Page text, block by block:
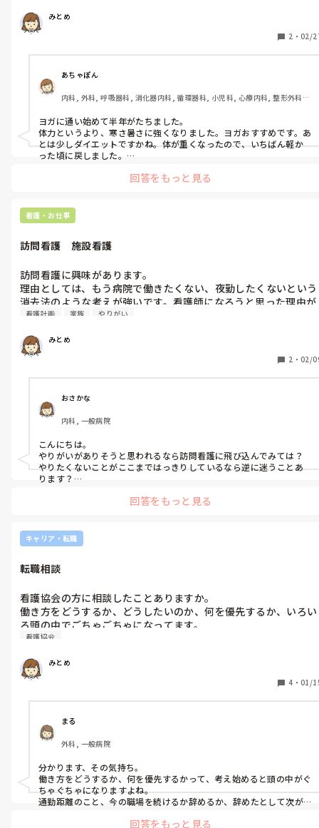
どんなに良い職場でも、通勤時間が長ければそれだけで疲労に繋が
ります。
うんですね。
周りの目云々とかより、
自分がどうしたいか、どういうところで働きたいかが一番大事かと
思います。
として働いて子どもいていつどんな運動できるんだよって思って
ます。体力つかう仕事なのにこれ以上なんできついことしないと
いけないのって感じです。そうは言っても体力維持と健康のため
に運動したいなと思うようになりました。
ムリなくできる運動ありますか。何か運動してますか。
みとめ
2 ・ 02/
あちゃぽん
内科, 外科, 呼吸器科, 消化器内科, 循環器科, 小児科, 心療内科, 整形外科,
急科, 超急性期, ICU, CCU, HCU, その他の科, ママナース, 外来, 神経内科,
脳神経外科, NICU, 消化器外科, 一般病院, 慢性期, 回復期, 終末期, オペ室,
透析, 検診・健診
ヨガに通い始めて半年がたちました。
体力というより、寒さ暑さに強くなりました。ヨガおすすめです。あ
とは少しダイエットですかね。体が重くなったので、いちばん軽か
った頃に戻しました。
ずに過ごしたらかなりかわりました。精製された砂糖は摂取すると
今年42歳です。
回答をもっと見る
看護・お仕事
訪問看護　施設看護
訪問看護に興味があります。
理由としては、もう病院で働きたくない、夜勤したくないという
消去法のような考えが強いです。看護師になろうと思った理由が
手に職で職に困らないという現実的な理由です。在宅看護に興味
とないし、私も病院嫌いなので看護師として病院以外で活躍でき
るなら理想的です。
す。入所だと年中無休で入所者の体調不良時は職員が病院付き添
いしてます。常に入所者がいるので何かあれば職員が対応して家
族へ連絡します。私は入所施設で働きたくないです。
通所施設だと通所中に何かあれば応急的なことはするけれど基本
入所施設の看護師は入所者を家族のように考えないと務まらない
のかなと勝手に思ってます。
私は訪問看護師として働いたとして務まるのか、オンコール対応
ストレスを感じそうです。
寄り添い続けないといけないプレッシャーを感じます。訪問看護
のほうが他職種との連携、看護計画、医師の指示にそってケアし
メインにしているとこは働く条件として、オンコールなしは魅力
看護は終わりのみえない果てしない感じがして重苦しく感じま
す。精神科看護に詳しくないので語弊があればすいません。
看護計画 家族 やりがい
みとめ
2 ・ 02/
おさかな
内科, 一般病院
こんにちは。
やりがいがありそうと思われるなら訪問看護に飛び込んでみては？
やりたくないことがここまではっきりしているなら逆に迷うことあ
ります？
回答をもっと見る
キャリア・転職
転職相談
看護協会の方に相談したことありますか。
働き方をどうするか、どうしたいのか、何を優先するか、いろい
ろ頭の中でごちゃごちゃになってます。
通勤距離を考えると限定された職場になるし、今の職場を続ける
して続くのか不安です。人生相談に近いです。
看護協会の方に相談して良かった方、看護協会を活用されてる
看護協会
みとめ
4 ・ 01/
まる
外科, 一般病院
分かります、その気持ち。
働き方をどうするか、何を優先するかって、考え始めると頭の中がぐ
ちゃぐちゃになりますよね。
通勤距離のこと、今の職場を続けるか辞めるか、辞めたとして次が
仕事の相談というより、人生相談に近くなる感覚、すごく共感しま
回答をもっと見る